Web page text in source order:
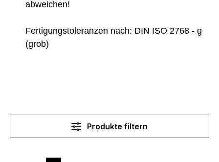
abweichen!
Fertigungstoleranzen nach: DIN ISO 2768 - g
(grob)
Produkte filtern